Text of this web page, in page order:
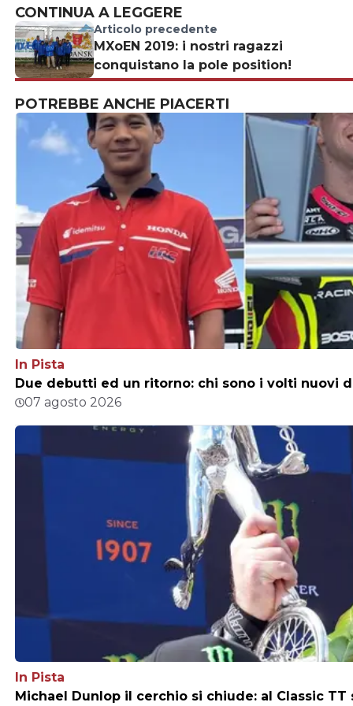
CONTINUA A LEGGERE
Articolo precedente
MXoEN 2019: i nostri ragazzi
conquistano la pole position!
POTREBBE ANCHE PIACERTI
In Pista
Due debutti ed un ritorno: chi sono i volti nuovi
07 agosto 2026
In Pista
Michael Dunlop il cerchio si chiude: al Classic